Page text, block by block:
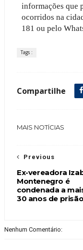
informações que
ocorridos na
181 ou pelo
Tags :
Compartilhe
MAIS NOTÍCIAS
Previous
Ex-vereadora
Montenegro é
condenada a
30 anos de prisão
Nenhum Comentário: